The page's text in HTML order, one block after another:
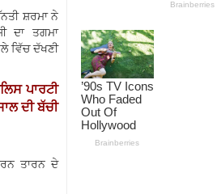
ਸ਼ਰਮਾ ਨੇ
ਦਾ ਤਗਮਾ
ਵਿੱਚ ਦੱਖਣੀ
ਪਾਰਟੀ
ਦੀ ਬੱਚੀ
ਤਾਰਨ ਦੇ